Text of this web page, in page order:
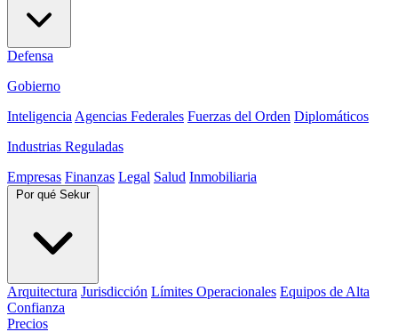
Defensa
Gobierno
Inteligencia Agencias Federales Fuerzas del Orden Diplomáticos
Industrias Reguladas
Empresas Finanzas Legal Salud Inmobiliaria
Por qué Sekur
Arquitectura Jurisdicción Límites Operacionales Equipos de Alta
Confianza
Precios